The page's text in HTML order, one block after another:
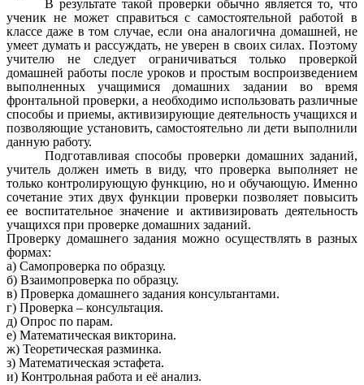
В результате такой проверки обычно является то, что
ученик не может справиться с самостоятельной работой в
классе даже в том случае, если она аналогична домашней, не
умеет думать и рассуждать, не уверен в своих силах. Поэтому
учителю не следует ограничиваться только проверкой
домашней работы после уроков и простым воспроизведением
выполненных учащимися домашних задании во время
фронтальной проверки, а необходимо использовать различные
способы и приемы, активизирующие деятельность учащихся и
позволяющие установить, самостоятельно ли дети выполнили
данную работу.
Подготавливая способы проверки домашних заданий,
учитель должен иметь в виду, что проверка выполняет не
только контролирующую функцию, но и обучающую. Именно
сочетание этих двух функции проверки позволяет повысить
ее воспитательное значение и активизировать деятельность
учащихся при проверке домашних заданий.
Проверку домашнего задания можно осуществлять в разных
формах:
а) Самопроверка по образцу.
б) Взаимопроверка по образцу.
в) Проверка домашнего задания консультантами.
г) Проверка – консультация.
д) Опрос по парам.
е) Математическая викторина.
ж) Теоретическая разминка.
з) Математическая эстафета.
и) Контрольная работа и её анализ.